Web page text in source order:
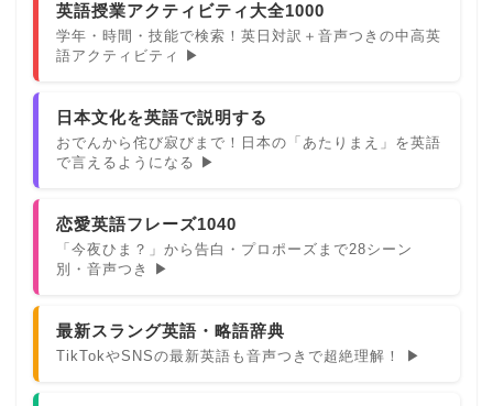
英語授業アクティビティ大全1000
学年・時間・技能で検索！英日対訳＋音声つきの中高英
語アクティビティ ▶
日本文化を英語で説明する
おでんから侘び寂びまで！日本の「あたりまえ」を英語
で言えるようになる ▶
恋愛英語フレーズ1040
「今夜ひま？」から告白・プロポーズまで28シーン
別・音声つき ▶
最新スラング英語・略語辞典
TikTokやSNSの最新英語も音声つきで超絶理解！ ▶